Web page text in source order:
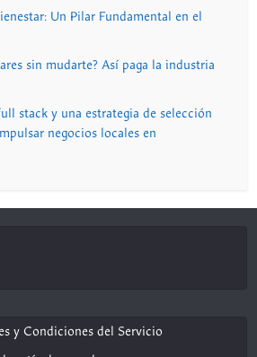
Un Pilar Fundamental en el
sin mudarte? Así paga la industria
stack y una estrategia de selección
negocios locales en
y Condiciones del Servicio